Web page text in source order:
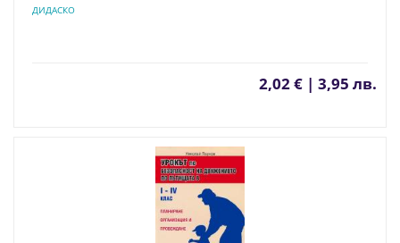
ДИДАСКО
2,02 € | 3,95 лв.